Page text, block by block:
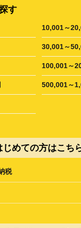
す
10,001～
30,001～
100,001～
500,001～
じめての方はこち
税